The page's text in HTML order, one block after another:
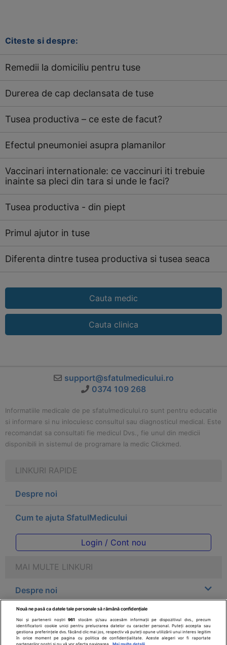
Citeste si despre:
Remedii la domiciliu pentru tuse
Durerea de cap declansata de tuse
Tusea productiva – ce este de facut?
Efectul pneumoniei asupra plamanilor
Vaccinari internationale: ce vaccinuri iti trebuie
inainte sa pleci din tara si unde le faci?
Tusea productiva - din piept
Primul ajutor in tuse
Diferenta dintre tusea productiva si tusea seaca
Cauta medic
Cauta clinica
support@sfatulmedicului.ro
0374 109 268
Informatiile medicale de pe sfatulmedicului.ro sunt pentru educatie
si informare si nu inlocuiesc consultul sau diagnosticul medical. Este
recomandat sa consultati fie medicul Dvs., fie unul din medicii
disponibili in sistemul de programare la medic Clickmed.
LINKURI RAPIDE
Despre noi
Cum te ajuta SfatulMedicului
Login / Cont nou
MAI MULTE LINKURI
Despre noi
Legal
Drepturile consumatorului
Nouă ne pasă ca datele tale personale să rămână confidențiale
Noi și partenerii noștri961
stocăm și/sau accesăm informații pe dispozitivul dvs., precum
identificatorii cookie unici pentru prelucrarea datelor cu caracter personal. Puteți accepta sau
gestiona preferințele dvs. făcând clic mai jos, respectiv vă puteți opune utilizării unui interes legitim
în orice moment pe pagina cu politica de confidențialitate. Aceste alegeri vor fi raportate
partenerilor noștri și nu vă vor afecta navigarea.
Mai multe detalii